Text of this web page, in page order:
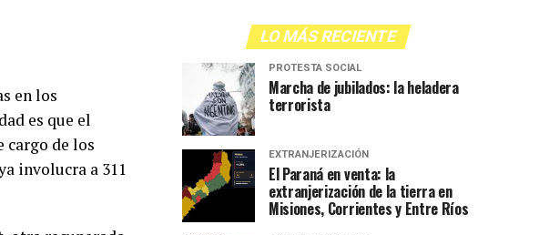
en los
es que el
cargo de los
involucra a 311
LO MÁS RECIENTE
PROTESTA SOCIAL
Marcha de jubilados: la heladera
terrorista
EXTRANJERIZACIÓN
El Paraná en venta: la
extranjerización de la tierra en
Misiones, Corrientes y Entre Ríos